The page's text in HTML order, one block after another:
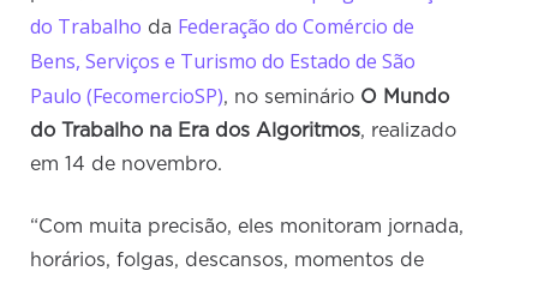
do Trabalho da Federação do Comércio de
Bens, Serviços e Turismo do Estado de São
Paulo (FecomercioSP), no seminário O Mundo
do Trabalho na Era dos Algoritmos, realizado
em 14 de novembro.
“Com muita precisão, eles monitoram jornada,
horários, folgas, descansos, momentos de